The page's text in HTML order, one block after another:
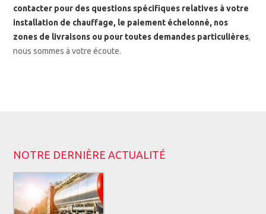
contacter pour des questions spécifiques relatives à votre
installation de chauffage, le paiement échelonné, nos
zones de livraisons ou pour toutes demandes particulières,
nous sommes à votre écoute.
NOTRE DERNIÈRE ACTUALITÉ